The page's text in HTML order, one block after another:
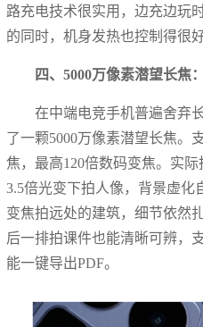
路充电技术很实用，边充边玩
的同时，机身发热也控制得很好
四、5000万像素潜望长焦
在中端电竞手机普遍舍弃
了一颗5000万像素潜望长焦。
焦，最高120倍数码变焦。实际
3.5倍光变下拍人像，背景虚化
变焦拍远处的建筑，细节依然
后一排拍课件也能清晰可辨，
能一键导出PDF。